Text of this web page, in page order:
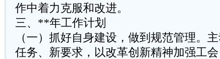
作中着力克服和改进。
三、**年工作计划
（一）抓好自身建设，做到规范管理。
任务、新要求，以改革创新精神加强工